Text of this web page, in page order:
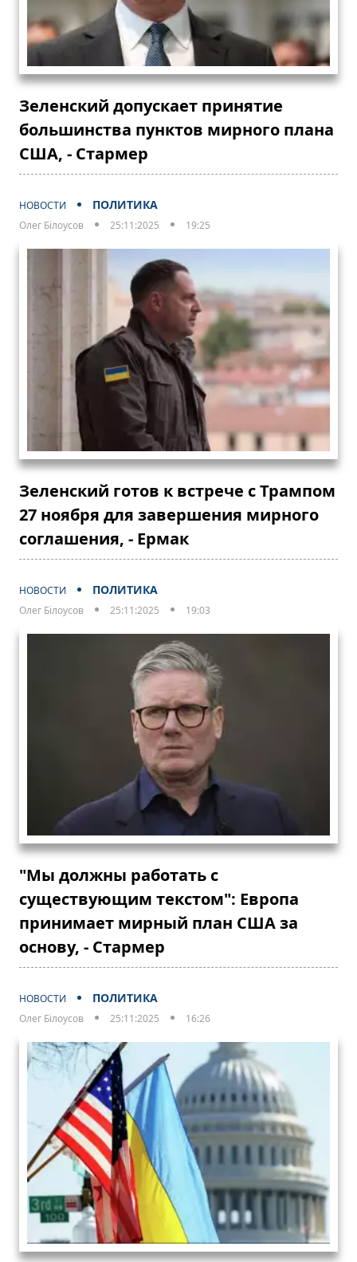
Зеленский допускает принятие
большинства пунктов мирного плана
США, - Стармер
НОВОСТИ ПОЛИТИКА
Олег Білоусов 25:11:2025 19:25
Зеленский готов к встрече с Трампом
27 ноября для завершения мирного
соглашения, - Ермак
НОВОСТИ ПОЛИТИКА
Олег Білоусов 25:11:2025 19:03
"Мы должны работать с
существующим текстом": Европа
принимает мирный план США за
основу, - Стармер
НОВОСТИ ПОЛИТИКА
Олег Білоусов 25:11:2025 16:26